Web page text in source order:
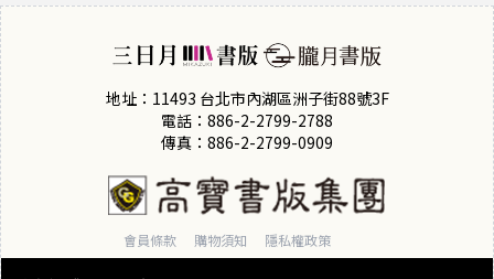
地址：11493 台北市內湖區洲子街88號3F
電話：886-2-2799-2788
傳真：886-2-2799-0909
會員條款 購物須知 隱私權政策